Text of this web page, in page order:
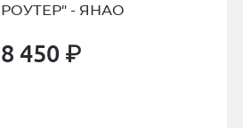
РОУТЕР" - ЯНАО
8 450 ₽